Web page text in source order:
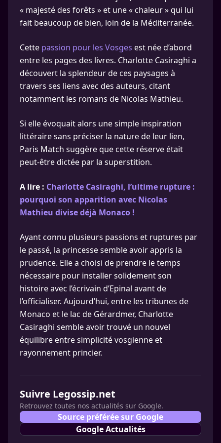
« majesté des forêts » et une « chaleur » qui lui
fait beaucoup de bien, loin de la Méditerranée.
Cette passion pour les Vosges est née d’abord
entre les pages des livres. Charlotte Casiraghi a
découvert la splendeur de ces paysages à
travers ses liens avec des auteurs, citant
notamment les romans de Nicolas Mathieu.
Si elle évoquait alors une simple inspiration
littéraire sans préciser la nature de leur lien,
Paris Match suggère que cette réserve était
peut-être dictée par la superstition.
A lire : Charlotte Casiraghi, l’ultime rupture :
pourquoi son apparition avec Nicolas
Mathieu divise déjà Monaco !
Ayant connu plusieurs passions et ruptures par
le passé, la princesse semble avoir appris la
prudence. Elle a choisi de prendre le temps
nécessaire pour installer solidement son
histoire avec l’écrivain d’Epinal avant de
l’officialiser. Aujourd’hui, entre les tribunes de
Monaco et le lac de Gérardmer, Charlotte
Casiraghi semble avoir trouvé un nouvel
équilibre entre simplicité vosgienne et
rayonnement princier.
Suivre Legossip.net
Retrouvez toutes nos actualités sur Google.
Source préférée sur Google
Google Actualités